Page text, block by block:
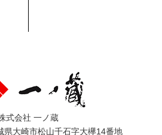
式会社 一ノ蔵
大崎市松山千石字大欅14番地